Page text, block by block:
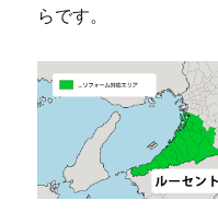
らです。